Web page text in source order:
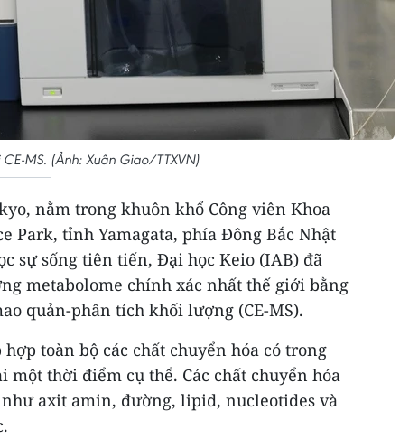
MS. (Ảnh: Xuân Giao/TTXVN)
nằm trong khuôn khổ Công viên Khoa
Park, tỉnh Yamagata, phía Đông Bắc Nhật
sự sống tiên tiến, Đại học Keio (IAB) đã
metabolome chính xác nhất thế giới bằng
quản-phân tích khối lượng (CE-MS).
toàn bộ các chất chuyển hóa có trong
một thời điểm cụ thể. Các chất chuyển hóa
axit amin, đường, lipid, nucleotides và